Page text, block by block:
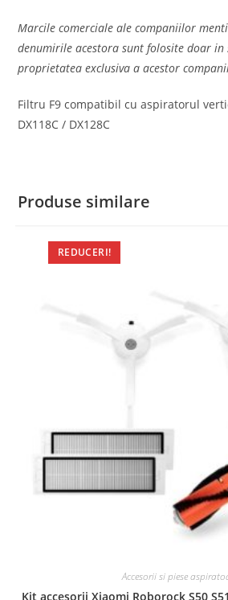
Marcile comerciale ale companiilor
denumirile acestora sunt folosite doar
proprietatea exclusiva a acestor
Filtru F9 compatibil cu aspiratorul
DX118C / DX128C
Produse similare
REDUCERI!
Accesorii si piese
Kit accesorii Xiaomi Roborock S50